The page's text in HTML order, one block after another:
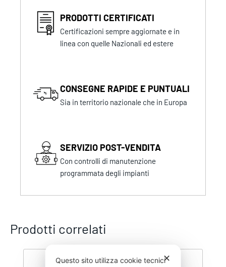
PRODOTTI CERTIFICATI
Certificazioni sempre aggiornate e in
linea con quelle Nazionali ed estere
CONSEGNE RAPIDE E PUNTUALI
Sia in territorio nazionale che in Europa
SERVIZIO POST-VENDITA
Con controlli di manutenzione
programmata degli impianti
Prodotti correlati
✕
Questo sito utilizza cookie tecnici